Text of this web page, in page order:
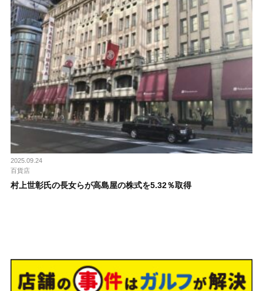
2025.09.24
百貨店
村上世彰氏の長女らが高島屋の株式を5.32％取得